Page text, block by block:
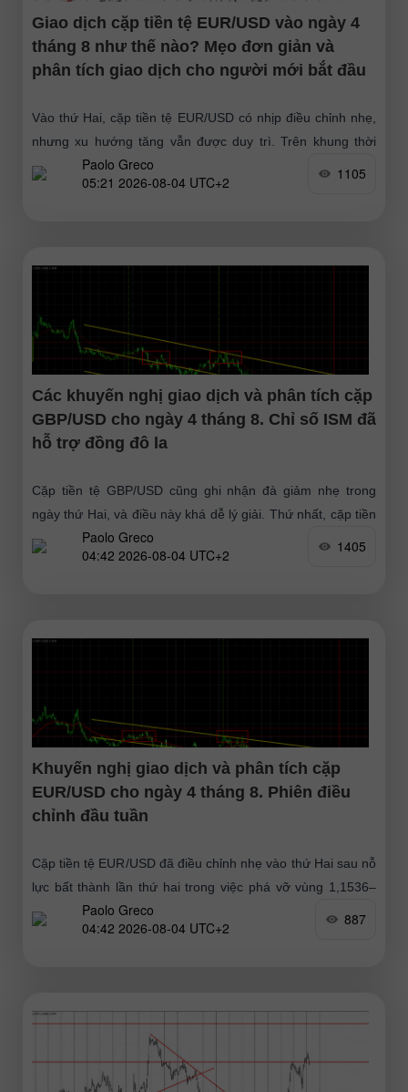
Giao dịch cặp tiền tệ EUR/USD vào ngày 4
tháng 8 như thế nào? Mẹo đơn giản và
phân tích giao dịch cho người mới bắt đầu
Vào thứ Hai, cặp tiền tệ EUR/USD có nhịp điều chỉnh nhẹ,
nhưng xu hướng tăng vẫn được duy trì. Trên khung thời
gian H1, có thể thấy
Paolo Greco
05:21 2026-08-04 UTC+2
1105
Các khuyến nghị giao dịch và phân tích cặp
GBP/USD cho ngày 4 tháng 8. Chỉ số ISM đã
hỗ trợ đồng đô la
Cặp tiền tệ GBP/USD cũng ghi nhận đà giảm nhẹ trong
ngày thứ Hai, và điều này khá dễ lý giải. Thứ nhất, cặp tiền
đã tăng trưởng mạnh
Paolo Greco
04:42 2026-08-04 UTC+2
1405
Khuyến nghị giao dịch và phân tích cặp
EUR/USD cho ngày 4 tháng 8. Phiên điều
chỉnh đầu tuần
Cặp tiền tệ EUR/USD đã điều chỉnh nhẹ vào thứ Hai sau nỗ
lực bất thành lần thứ hai trong việc phá vỡ vùng 1,1536–
1,1542. Tuần trước, đồng tiền châu
Paolo Greco
04:42 2026-08-04 UTC+2
887